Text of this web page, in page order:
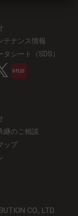
テナンス情報
タシート（SDS）
継のご相談
ップ
CO., LTD.